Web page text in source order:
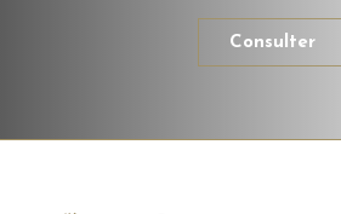
Consulter